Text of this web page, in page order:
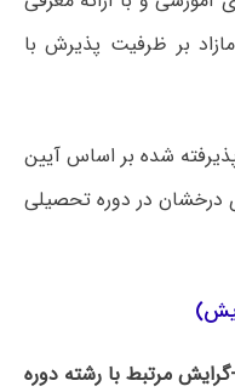
مازاد بر ظرفیت پذیرش با
شده بر اساس آیین
درخشان در دوره تحصیلی
مرتبط با رشته دوره